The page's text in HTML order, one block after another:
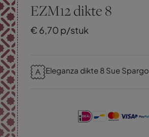
EZM12 dikte 8
€ 6,70 p/stuk
Eleganza dikte 8 Sue Spargo